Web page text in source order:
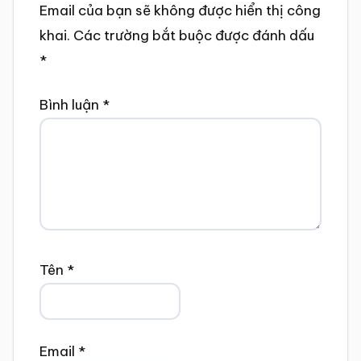
Email của bạn sẽ không được hiển thị công
khai. Các trường bắt buộc được đánh dấu
*
Bình luận *
Tên *
Email *